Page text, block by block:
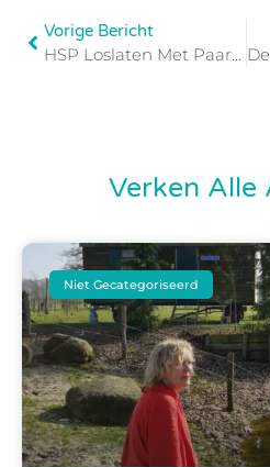
Vorige Bericht
HSP Loslaten Met Paarden | Waarom Je Zoveel Draagt & Hoe Je Leert Thuiskomen
Verken Alle
Niet Gecategoriseerd